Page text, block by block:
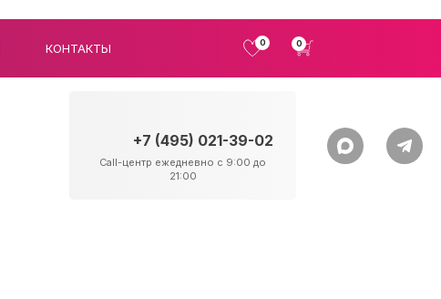
КОНТАКТЫ 0 0
+7 (495) 021-39-02
Call-центр ежедневно с 9:00 до
21:00